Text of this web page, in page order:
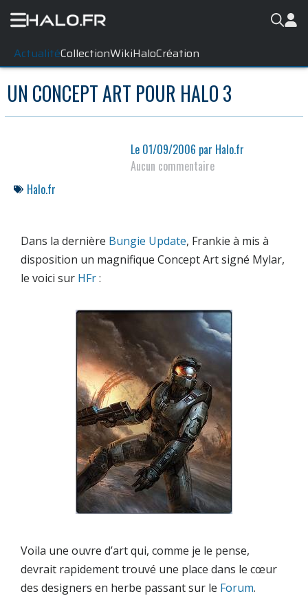
ActualitéCollectionWikiHaloCréation
UN CONCEPT ART POUR HALO 3
Le 01/09/2006 par Halo.fr
Aucun commentaire
Halo.fr
Dans la dernière Bungie Update, Frankie à mis à
disposition un magnifique Concept Art signé Mylar,
le voici sur HFr:
Voila une ouvre d’art qui, comme je le pense,
devrait rapidement trouvé une place dans le cœur
des designers en herbe passant sur le Forum.